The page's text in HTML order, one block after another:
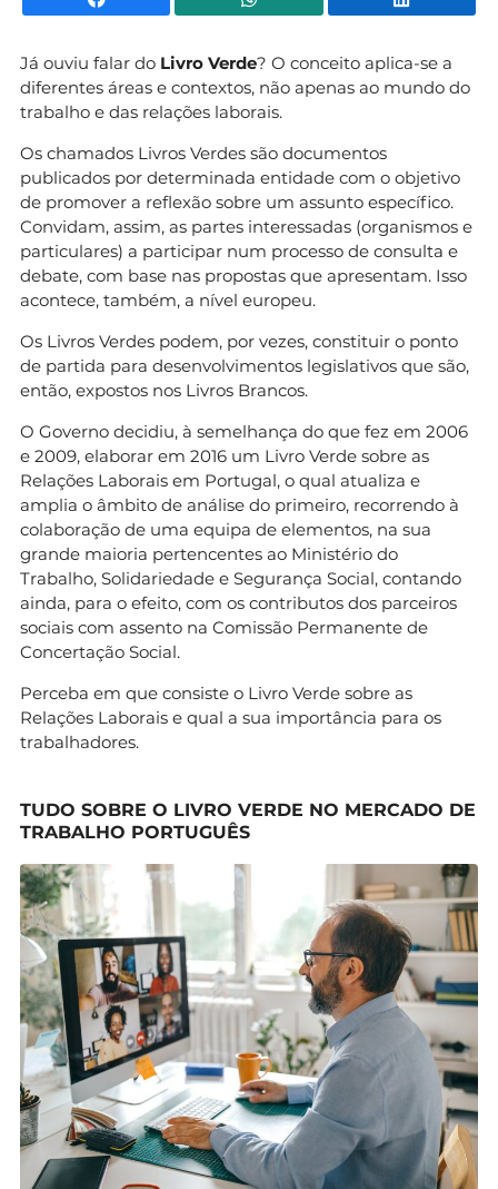
Já ouviu falar do Livro Verde? O conceito aplica-se a
diferentes áreas e contextos, não apenas ao mundo do
trabalho e das relações laborais.
Os chamados Livros Verdes são documentos
publicados por determinada entidade com o objetivo
de promover a reflexão sobre um assunto específico.
Convidam, assim, as partes interessadas (organismos e
particulares) a participar num processo de consulta e
debate, com base nas propostas que apresentam. Isso
acontece, também, a nível europeu.
Os Livros Verdes podem, por vezes, constituir o ponto
de partida para desenvolvimentos legislativos que são,
então, expostos nos Livros Brancos.
O Governo decidiu, à semelhança do que fez em 2006
e 2009, elaborar em 2016 um Livro Verde sobre as
Relações Laborais em Portugal, o qual atualiza e
amplia o âmbito de análise do primeiro, recorrendo à
colaboração de uma equipa de elementos, na sua
grande maioria pertencentes ao Ministério do
Trabalho, Solidariedade e Segurança Social, contando
ainda, para o efeito, com os contributos dos parceiros
sociais com assento na Comissão Permanente de
Concertação Social.
Perceba em que consiste o Livro Verde sobre as
Relações Laborais e qual a sua importância para os
trabalhadores.
TUDO SOBRE O LIVRO VERDE NO MERCADO DE
TRABALHO PORTUGUÊS